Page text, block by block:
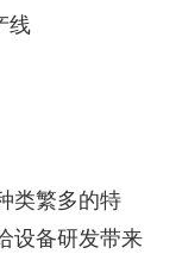
线
繁多的特
设备研发带来